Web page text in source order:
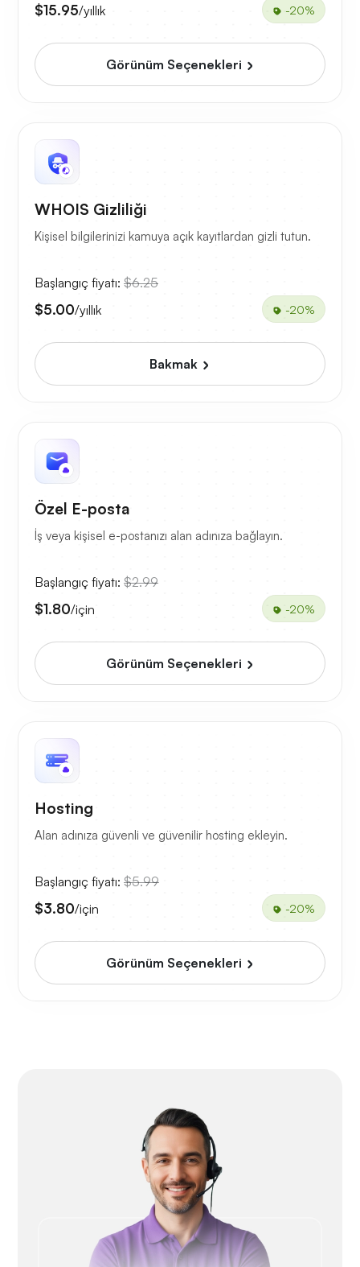
$15.95/yıllık -20%
Görünüm Seçenekleri
WHOIS Gizliliği
Kişisel bilgilerinizi kamuya açık kayıtlardan gizli tutun.
Başlangıç fiyatı: $6.25
$5.00/yıllık -20%
Bakmak
Özel E-posta
İş veya kişisel e-postanızı alan adınıza bağlayın.
Başlangıç fiyatı: $2.99
$1.80/için -20%
Görünüm Seçenekleri
Hosting
Alan adınıza güvenli ve güvenilir hosting ekleyin.
Başlangıç fiyatı: $5.99
$3.80/için -20%
Görünüm Seçenekleri